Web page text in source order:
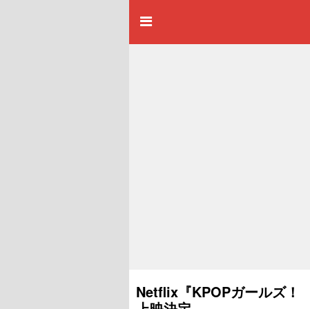
Netflix『KPOPガールズ！